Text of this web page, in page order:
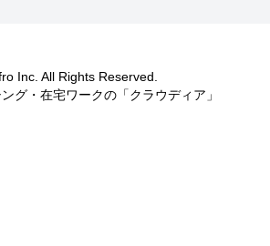
Inc. All Rights Reserved.
グ・在宅ワークの「クラウディア」